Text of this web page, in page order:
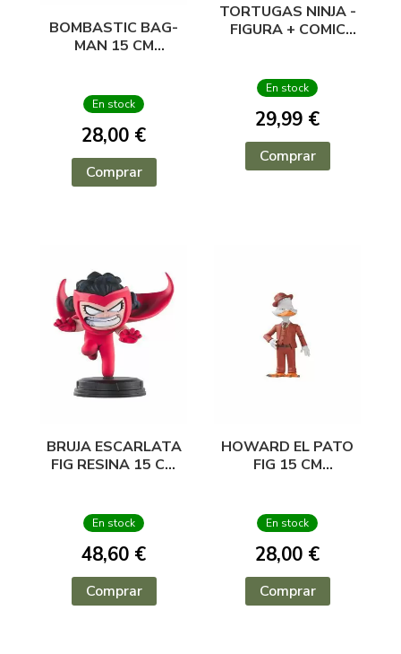
BOMBASTIC BAG-
MAN 15 CM
En stock
28,00 €
Comprar
TORTUGAS NINJA -
FIGURA + COMIC
En stock
29,99 €
Comprar
BRUJA ESCARLATA
FIG RESINA 15 CM
En stock
48,60 €
Comprar
HOWARD EL PATO
FIG 15 CM
En stock
28,00 €
Comprar